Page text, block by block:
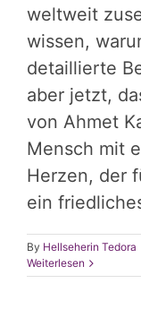
weltweit
wissen,
detaillierte
aber jetzt,
von Ahmet
Mensch mit
Herzen, der
ein
By Hellseherin Tedora
Weiterlesen